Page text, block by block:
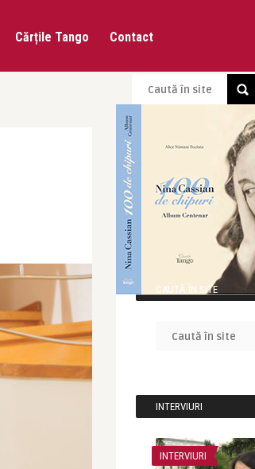
Cărțile Tango Contact
CAUTĂ ÎN SITE
INTERVIURI
INTERVIURI